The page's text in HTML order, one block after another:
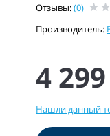
Отзывы:(0)
Производитель:
4
Нашли данный